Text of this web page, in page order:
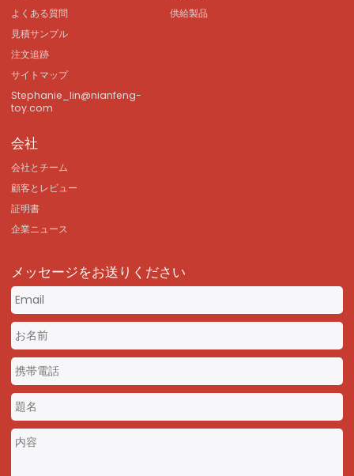
よくある質問
見積サンプル
注文追跡
サイトマップ
Stephanie_lin@nianfeng-
toy.com
供給製品
会社
会社とチーム
顧客とレビュー
証明書
企業ニュース
メッセージをお送りください